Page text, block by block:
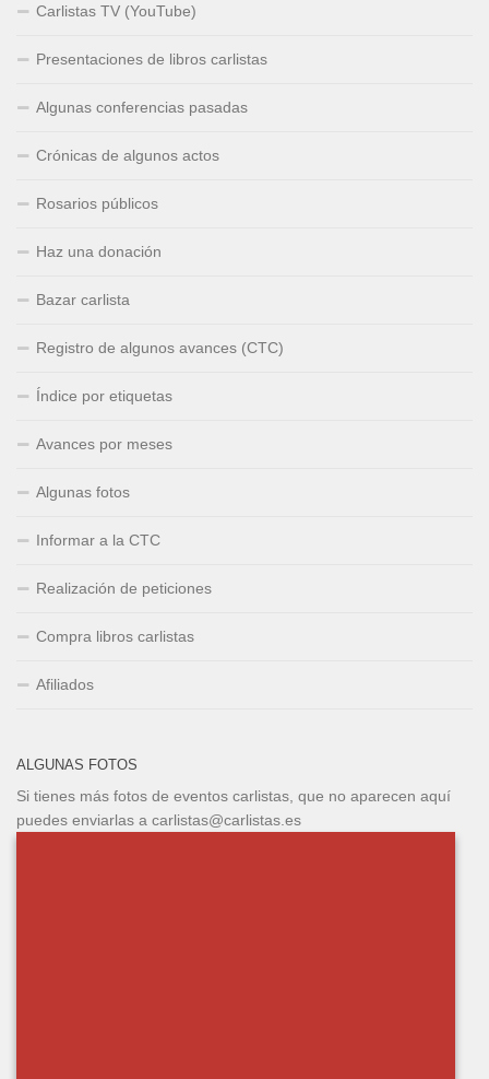
Carlistas TV (YouTube)
Presentaciones de libros carlistas
Algunas conferencias pasadas
Crónicas de algunos actos
Rosarios públicos
Haz una donación
Bazar carlista
Registro de algunos avances (CTC)
Índice por etiquetas
Avances por meses
Algunas fotos
Informar a la CTC
Realización de peticiones
Compra libros carlistas
Afiliados
ALGUNAS FOTOS
Si tienes más fotos de eventos carlistas, que no aparecen aquí
puedes enviarlas a carlistas@carlistas.es